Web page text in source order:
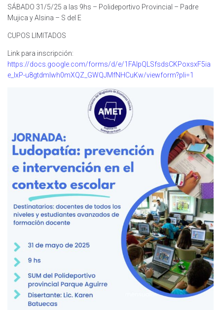
SÁBADO 31/5/25 a las 9hs – Polideportivo Provincial – Padre
Mujica y Alsina – S del E
CUPOS LIMITADOS
Link para inscripción:
https://docs.google.com/forms/d/e/1FAIpQLSfsdsCKPoxsxF5ia
e_IxP-u8gtdmlwh0mXQZ_GWQJMfNHCuKw/viewform?pli=1